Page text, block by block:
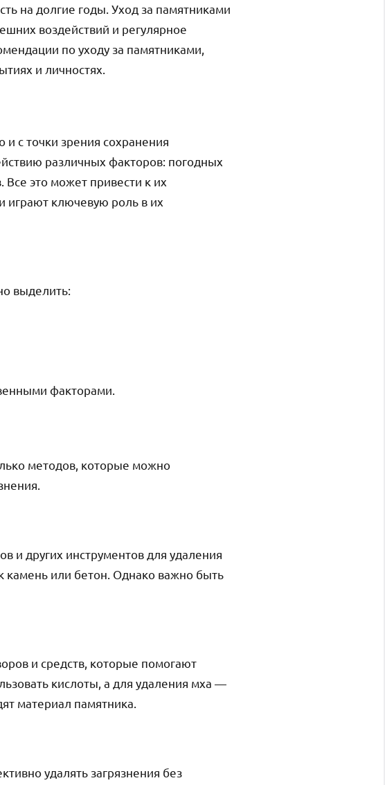
на долгие годы. Уход за памятниками
воздействий и регулярное
по уходу за памятниками,
и личностях.
и с точки зрения сохранения
различных факторов: погодных
это может привести к их
играют ключевую роль в их
выделить:
факторами.
методов, которые можно
и других инструментов для удаления
камень или бетон. Однако важно быть
и средств, которые помогают
кислоты, а для удаления мха —
материал памятника.
удалять загрязнения без